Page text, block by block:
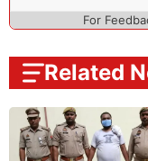
For
Related